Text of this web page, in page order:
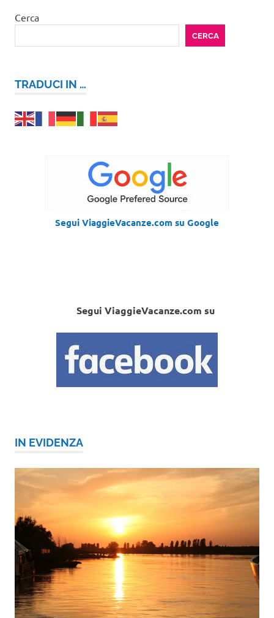
Cerca
CERCA
TRADUCI IN …
Segui ViaggieVacanze.com su Google
Segui ViaggieVacanze.com su
IN EVIDENZA